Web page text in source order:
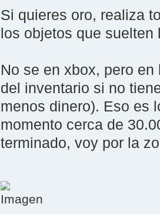
Si quieres oro, realiza
los objetos que suelten
No se en xbox, pero
del inventario si no
menos dinero). Eso es
momento cerca de
terminado, voy por la